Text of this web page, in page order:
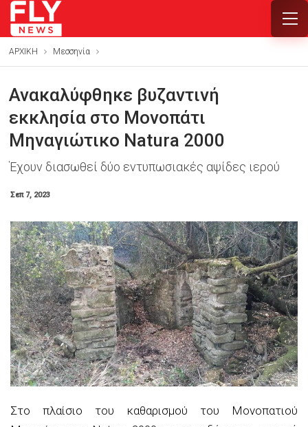
ΑΡΧΙΚΗ Μεσσηνία
Ανακαλύφθηκε βυζαντινή
εκκλησία στο Μονοπάτι
Μηναγιώτικο Natura 2000
Έχουν διασωθεί δύο εντυπωσιακές αψίδες ιερού
Σεπ 7, 2023
Στο πλαίσιο του καθαρισμού του Μονοπατιού